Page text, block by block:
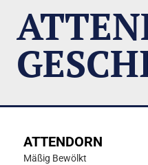
ATTENDORN
Mäßig Bewölkt